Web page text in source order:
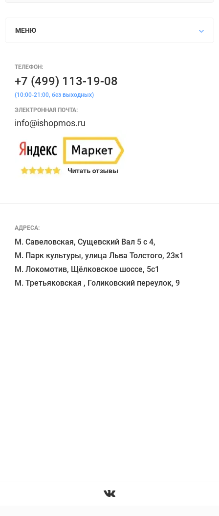
МЕНЮ
АДРЕСА:
М. Савеловская, Сущевский Вал 5 с 4,
М. Парк культуры, улица Льва Толстого, 23к1
М. Локомотив, Щёлковское шоссе, 5с1
ТЕЛЕФОН:
+7 (499) 113-19-08
(10:00-21:00, без выходных)
ЭЛЕКТРОННАЯ ПОЧТА:
info@ishopmos.ru